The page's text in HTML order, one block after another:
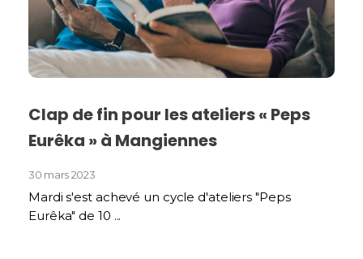
Clap de fin pour les ateliers « Peps
Eurêka » à Mangiennes
30 mars 2023
Mardi s'est achevé un cycle d'ateliers "Peps
Eurêka" de 10 ...